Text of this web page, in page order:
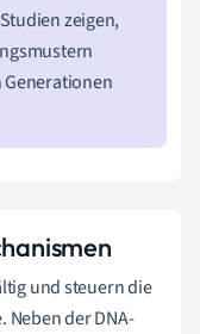
zeigen,
und steuern die
Neben der DNA-